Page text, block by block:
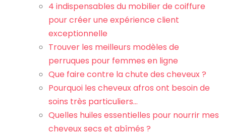
4 indispensables du mobilier de coiffure
pour créer une expérience client
exceptionnelle
Trouver les meilleurs modèles de
perruques pour femmes en ligne
Que faire contre la chute des cheveux ?
Pourquoi les cheveux afros ont besoin de
soins très particuliers…
Quelles huiles essentielles pour nourrir mes
cheveux secs et abîmés ?